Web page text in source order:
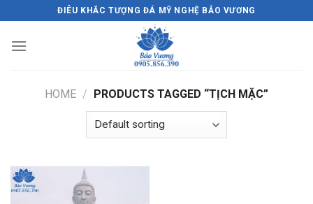
to
content
ĐIÊU KHẮC TƯỢNG ĐÁ MỸ NGHỆ BẢO VƯƠNG
HOME / PRODUCTS TAGGED “TỊCH MẶC”